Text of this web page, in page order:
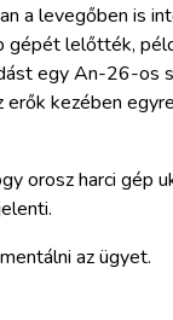
a levegőben is
gépét lelőtték,
egy An-26-os
erők kezében
orosz harci gép
az ügyet.